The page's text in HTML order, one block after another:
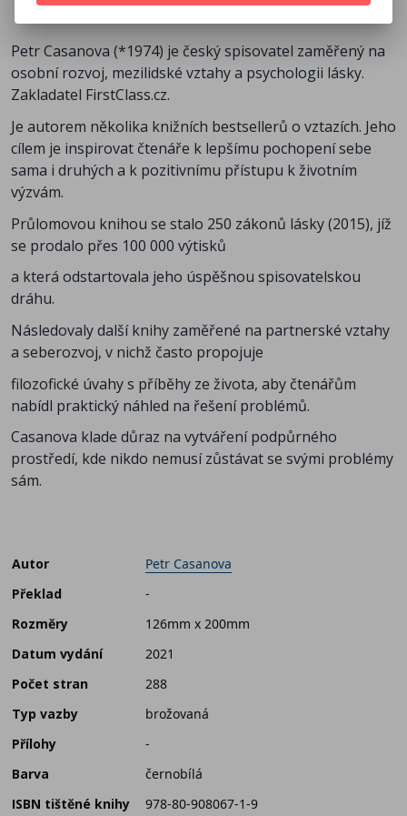
Petr Casanova (*1974) je český spisovatel zaměřený na
osobní rozvoj, mezilidské vztahy a psychologii lásky.
Zakladatel FirstClass.cz.
Je autorem několika knižních bestsellerů o vztazích. Jeho
cílem je inspirovat čtenáře k lepšímu pochopení sebe
sama i druhých a k pozitivnímu přístupu k životním
výzvám.
Průlomovou knihou se stalo 250 zákonů lásky (2015), jíž
se prodalo přes 100 000 výtisků
a která odstartovala jeho úspěšnou spisovatelskou
dráhu.
Následovaly další knihy zaměřené na partnerské vztahy
a seberozvoj, v nichž často propojuje
filozofické úvahy s příběhy ze života, aby čtenářům
nabídl praktický náhled na řešení problémů.
Casanova klade důraz na vytváření podpůrného
prostředí, kde nikdo nemusí zůstávat se svými problémy
sám.
Autor
Petr Casanova
Překlad
-
Rozměry
126mm x 200mm
Datum vydání
2021
Počet stran
288
Typ vazby
brožovaná
Přílohy
-
Barva
černobílá
ISBN tištěné knihy
978-80-908067-1-9